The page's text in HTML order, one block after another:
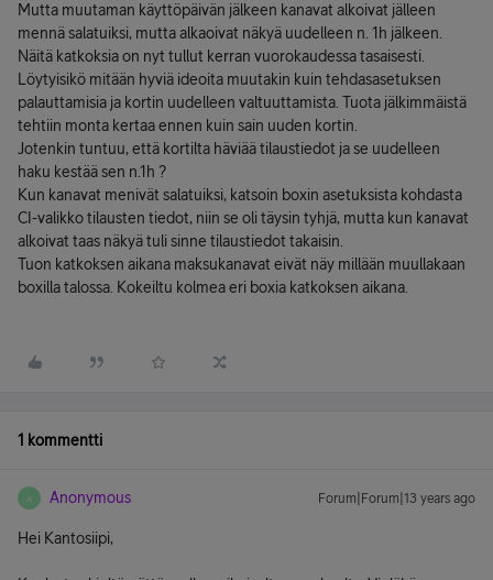
Mutta muutaman käyttöpäivän jälkeen kanavat alkoivat jälleen
mennä salatuiksi, mutta alkaoivat näkyä uudelleen n. 1h jälkeen.
Näitä katkoksia on nyt tullut kerran vuorokaudessa tasaisesti.
Löytyisikö mitään hyviä ideoita muutakin kuin tehdasasetuksen
palauttamisia ja kortin uudelleen valtuuttamista. Tuota jälkimmäistä
tehtiin monta kertaa ennen kuin sain uuden kortin.
Jotenkin tuntuu, että kortilta häviää tilaustiedot ja se uudelleen
haku kestää sen n.1h ?
Kun kanavat menivät salatuiksi, katsoin boxin asetuksista kohdasta
CI-valikko tilausten tiedot, niin se oli täysin tyhjä, mutta kun kanavat
alkoivat taas näkyä tuli sinne tilaustiedot takaisin.
Tuon katkoksen aikana maksukanavat eivät näy millään muullakaan
boxilla talossa. Kokeiltu kolmea eri boxia katkoksen aikana.
1 kommentti
A Anonymous Forum|Forum|13 years ago
Hei Kantosiipi,